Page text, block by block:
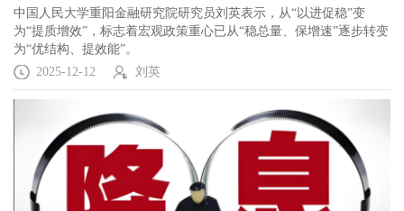
中国人民大学重阳金融研究院研究员刘英表示，从“以进促稳”变
为“提质增效”，标志着宏观政策重心已从“稳总量、保增速”逐步转变
为“优结构、提效能”。
2025-12-12
刘英